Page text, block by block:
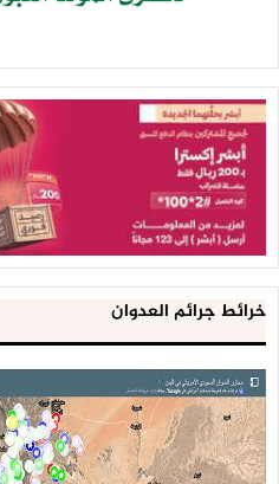
خرائط جرائم العدوان